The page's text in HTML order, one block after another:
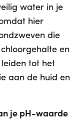
water in je
hier
die
en
tot het
aan de huid en
je pH-waarde